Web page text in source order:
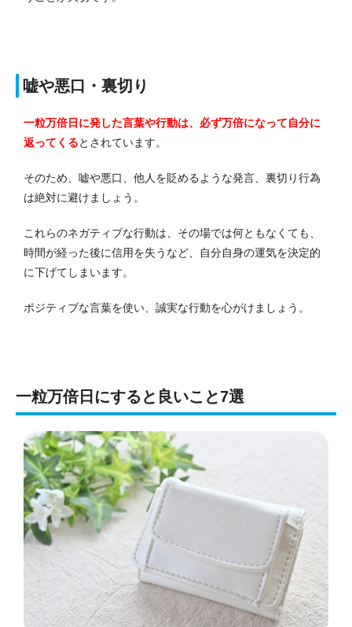
嘘や悪口・裏切り
一粒万倍日に発した言葉や行動は、必ず万倍になって自分に
返ってくるとされています。
そのため、嘘や悪口、他人を貶めるような発言、裏切り行為
は絶対に避けましょう。
これらのネガティブな行動は、その場では何ともなくても、
時間が経った後に信用を失うなど、自分自身の運気を決定的
に下げてしまいます。
ポジティブな言葉を使い、誠実な行動を心がけましょう。
一粒万倍日にすると良いこと7選